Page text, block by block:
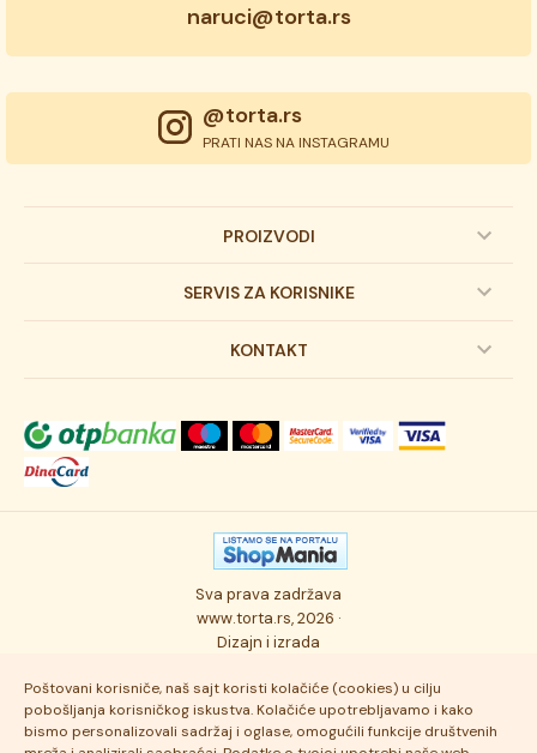
Poštovani korisniče, naš sajt koristi kolačiće (cookies) u cilju
pobošljanja korisničkog iskustva. Kolačiće upotrebljavamo i kako
bismo personalizovali sadržaj i oglase, omogućili funkcije društvenih
naruci@torta.rs
@torta.rs
PRATI NAS NA INSTAGRAMU
PROIZVODI
Dečije torte
Svadbene torte
Torta klasici
Osmisli tortu
Ukusi torti
SERVIS ZA KORISNIKE
Prijava na newsletter
Dostava robe
Autorska prava
Politika privatnosti
Najčešće postavljana pitanja
KONTAKT
Novosti
Posao
Kontakt
Sva prava zadržava
www.torta.rs, 2026 ·
Dizajn i izrada